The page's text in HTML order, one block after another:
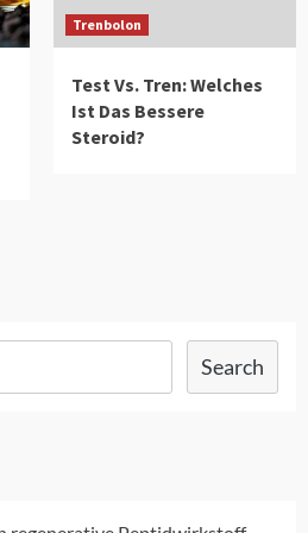
Trenbolon
Test Vs. Tren: Welches
Ist Das Bessere
Steroid?
Search